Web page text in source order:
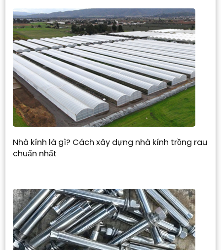
Nhà kính là gì? Cách xây dựng nhà kính trồng rau
chuẩn nhất